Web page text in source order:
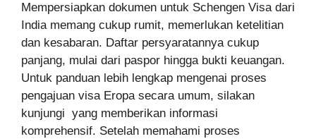
Mempersiapkan dokumen untuk Schengen Visa dari
India memang cukup rumit, memerlukan ketelitian
dan kesabaran. Daftar persyaratannya cukup
panjang, mulai dari paspor hingga bukti keuangan.
Untuk panduan lebih lengkap mengenai proses
pengajuan visa Eropa secara umum, silakan
kunjungi yang memberikan informasi
komprehensif. Setelah memahami proses